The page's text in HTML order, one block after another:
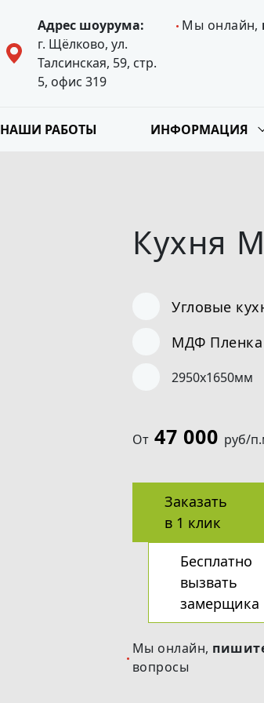
Адрес шоурума:
г. Щёлково, ул.
Талсинская, 59, стр.
5, офис 319
Мы онлайн,
НАШИ РАБОТЫ ИНФОРМАЦИЯ
Кухня
Угловые
МДФ Пленка
2950х1650мм
От 47 000 руб/
Заказать
в 1 клик
Бесплатно
вызвать
замерщика
Мы онлайн,
вопросы